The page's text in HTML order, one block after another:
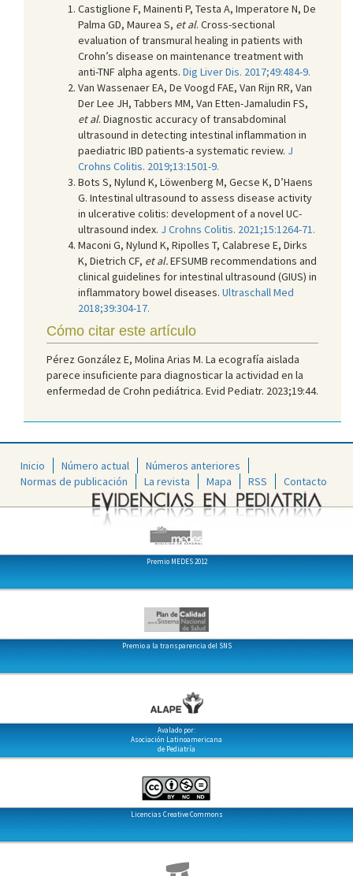
Castiglione F, Mainenti P, Testa A, Imperatore N, De
Palma GD, Maurea S, et al. Cross-sectional
evaluation of transmural healing in patients with
Crohn’s disease on maintenance treatment with
anti-TNF alpha agents. Dig Liver Dis. 2017;49:484-9.
Van Wassenaer EA, De Voogd FAE, Van Rijn RR, Van
Der Lee JH, Tabbers MM, Van Etten-Jamaludin FS,
et al. Diagnostic accuracy of transabdominal
ultrasound in detecting intestinal inflammation in
paediatric IBD patients-a systematic review. J
Crohns Colitis. 2019;13:1501-9.
Bots S, Nylund K, Löwenberg M, Gecse K, D’Haens
G. Intestinal ultrasound to assess disease activity
in ulcerative colitis: development of a novel UC-
ultrasound index. J Crohns Colitis. 2021;15:1264-71.
Maconi G, Nylund K, Ripolles T, Calabrese E, Dirks
K, Dietrich CF, et al.EFSUMB recommendations and
clinical guidelines for intestinal ultrasound (GIUS) in
inflammatory bowel diseases. Ultraschall Med
2018;39:304-17.
Cómo citar este artículo
Pérez González E, Molina Arias M. La ecografía aislada
parece insuficiente para diagnosticar la actividad en la
enfermedad de Crohn pediátrica. Evid Pediatr. 2023;19:44.
Inicio Número actual
Números anteriores
Normas de publicación
La revista Mapa RSS Contacto
Premio MEDES 2012
Premio a la transparencia del SNS
Avalado por:
Asociación Latinoamericana
de Pediatría
Licencias Creative Commons